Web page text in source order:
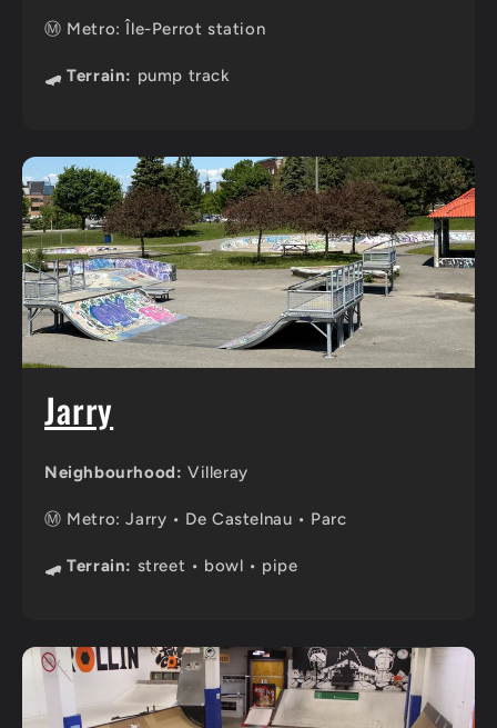
Ⓜ️ Metro: Île-Perrot station
🛹 Terrain: pump track
Jarry
Neighbourhood: Villeray
Ⓜ️ Metro: Jarry • De Castelnau • Parc
🛹 Terrain: street • bowl • pipe